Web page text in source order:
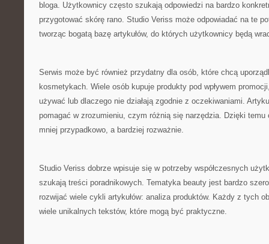
bloga. Użytkownicy często szukają odpowiedzi na bardzo
przygotować skórę rano. Studio Veriss może odpowiadać na te
tworząc bogatą bazę artykułów, do których użytkownicy będą
Serwis może być również przydatny dla osób, które chcą
kosmetykach. Wiele osób kupuje produkty pod wpływem
używać lub dlaczego nie działają zgodnie z oczekiwaniami.
pomagać w zrozumieniu, czym różnią się narzędzia. Dzięki
mniej przypadkowo, a bardziej rozważnie.
Studio Veriss dobrze wpisuje się w potrzeby współczesnych
szukają treści poradnikowych. Tematyka beauty jest bardzo
rozwijać wiele cykli artykułów: analiza produktów. Każdy z tych
wiele unikalnych tekstów, które mogą być praktyczne.